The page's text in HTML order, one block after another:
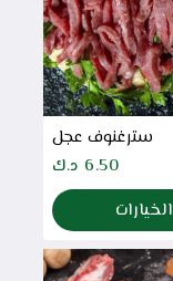
سترغنوف عجل
6.50 د.ك
الخيارات